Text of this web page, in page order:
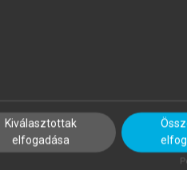
MI –
Kiválasztottak
elfogadása